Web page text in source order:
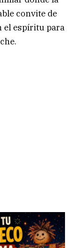
convite de
el espíritu para